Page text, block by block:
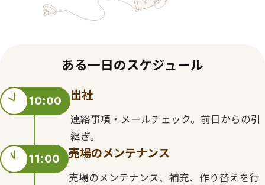
ある一日のスケジュール
10:00 出社
連絡事項・メールチェック。前日からの引
継ぎ。
11:00 売場のメンテナンス
売場のメンテナンス、補充、作り替えを行